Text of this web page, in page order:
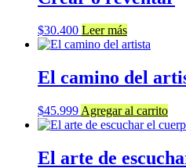
$30.400 Leer más
El camino del
$45.999 Agregar al carrito
El arte de